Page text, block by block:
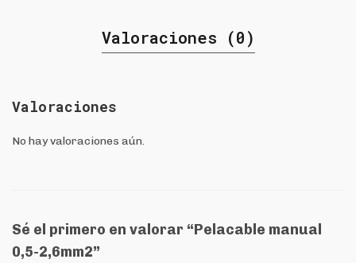
Valoraciones (0)
Valoraciones
No hay valoraciones aún.
Sé el primero en valorar “Pelacable manual
0,5-2,6mm2”